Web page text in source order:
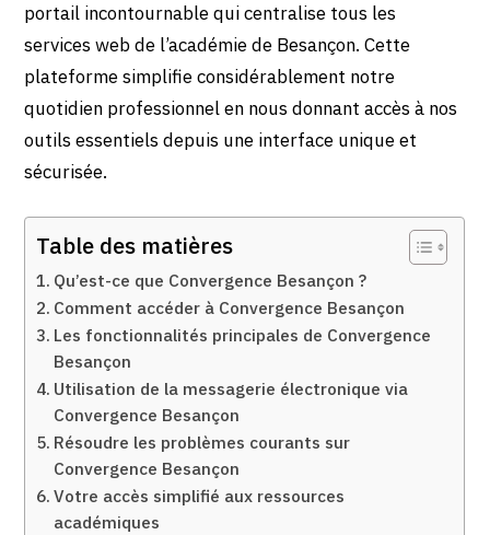
portail incontournable qui centralise tous les
services web de l’académie de Besançon. Cette
plateforme simplifie considérablement notre
quotidien professionnel en nous donnant accès à nos
outils essentiels depuis une interface unique et
sécurisée.
Table des matières
Qu’est-ce que Convergence Besançon ?
Comment accéder à Convergence Besançon
Les fonctionnalités principales de Convergence
Besançon
Utilisation de la messagerie électronique via
Convergence Besançon
Résoudre les problèmes courants sur
Convergence Besançon
Votre accès simplifié aux ressources
académiques